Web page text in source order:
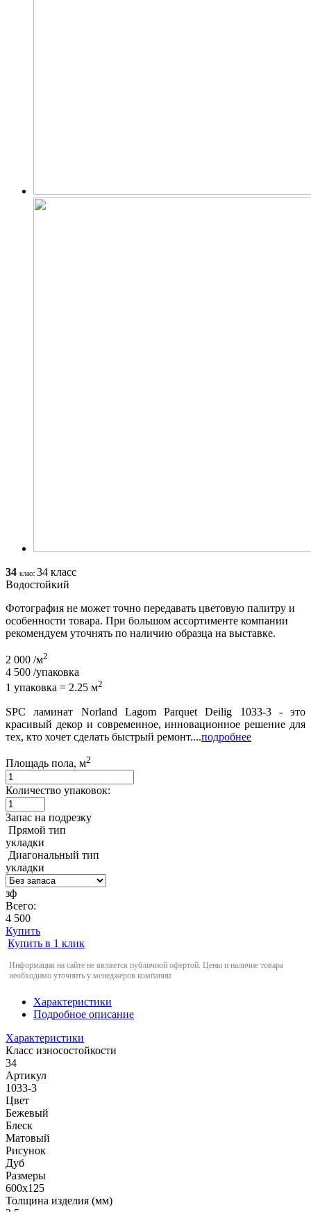
34 класс 34 класс
Водостойкий
Фотография не может точно передавать цветовую палитру и
особенности товара. При большом ассортименте компании
рекомендуем уточнять по наличию образца на выставке.
2 000 /м2
4 500 /упаковка
1 упаковка = 2.25 м2
SPC ламинат Norland Lagom Parquet Deilig 1033-3 - это
красивый декор и современное, инновационное решение для
тех, кто хочет сделать быстрый ремонт....подробнее
Площадь пола, м2
Количество упаковок:
Запас на подрезку
Прямой тип
укладки
Диагональный тип
укладки
зф
Всего:
4 500
Купить
Купить в 1 клик
Информация на сайте не является публичной офертой. Цены и наличие товара
необходимо уточнить у менеджеров компании
Характеристики
Подробное описание
Характеристики
Класс износостойкости
34
Артикул
1033-3
Цвет
Бежевый
Блеск
Матовый
Рисунок
Дуб
Размеры
600x125
Толщина изделия (мм)